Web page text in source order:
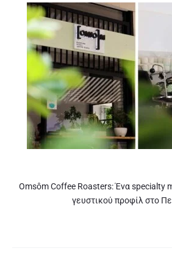
Omsôm Coffee Roasters: Ένα specialty
γευστικού προφίλ στο